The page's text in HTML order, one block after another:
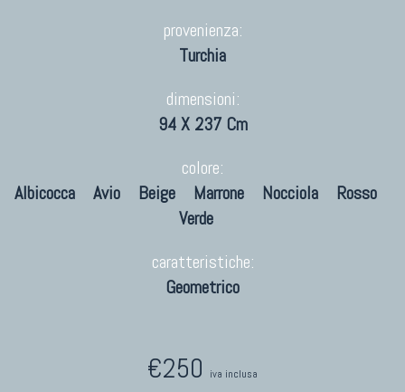
provenienza:
Turchia
dimensioni:
94 X 237 Cm
colore:
Albicocca
Avio Beige Marrone Nocciola
Rosso
Verde
caratteristiche:
Geometrico
€250 iva inclusa